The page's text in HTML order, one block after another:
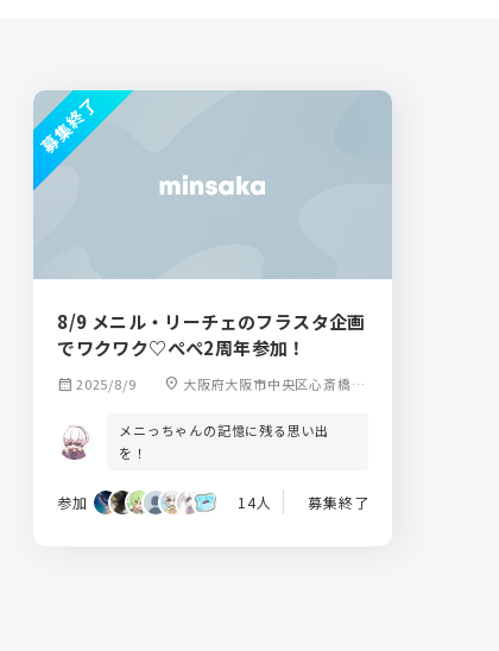
8/9 メニル・リーチェのフラスタ企画
でワクワク♡ぺぺ2周年参加！
calendar_month 2025/8/9 location_on 大阪府大阪市中央区心斎橋筋
メニっちゃんの記憶に残る思い出
を！
参加 14人 募集終了
募集終了